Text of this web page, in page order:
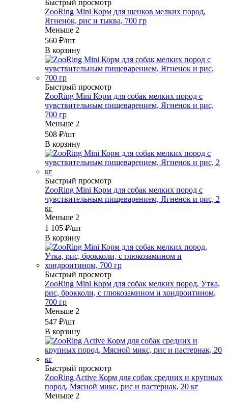
Быстрый просмотр
ZooRing Mini Корм для щенков мелких пород,
Ягненок, рис и тыква, 700 гр
Меньше 2
560 ₽/шт
В корзину
Быстрый просмотр
ZooRing Mini Корм для собак мелких пород с
чувствительным пищеварением, Ягненок и рис,
700 гр
Меньше 2
508 ₽/шт
В корзину
Быстрый просмотр
ZooRing Mini Корм для собак мелких пород с
чувствительным пищеварением, Ягненок и рис, 2
кг
Меньше 2
1 105 ₽/шт
В корзину
Быстрый просмотр
ZooRing Mini Корм для собак мелких пород, Утка,
рис, брокколи, с глюкозамином и хондроитином,
700 гр
Меньше 2
547 ₽/шт
В корзину
Быстрый просмотр
ZooRing Active Корм для собак средних и крупных
пород, Мясной микс, рис и пастернак, 20 кг
Меньше 2